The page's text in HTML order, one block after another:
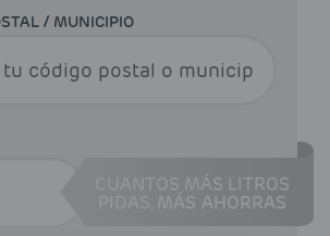
/ MUNICIPIO
CUANTOS MÁS LITROS
MÁS AHORRAS